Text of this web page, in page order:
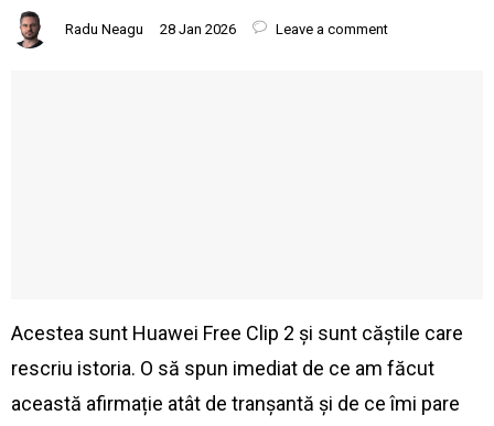
Radu Neagu 28 Jan 2026 Leave a comment
Acestea sunt Huawei Free Clip 2 și sunt căștile care
rescriu istoria. O să spun imediat de ce am făcut
această afirmație atât de tranșantă și de ce îmi pare